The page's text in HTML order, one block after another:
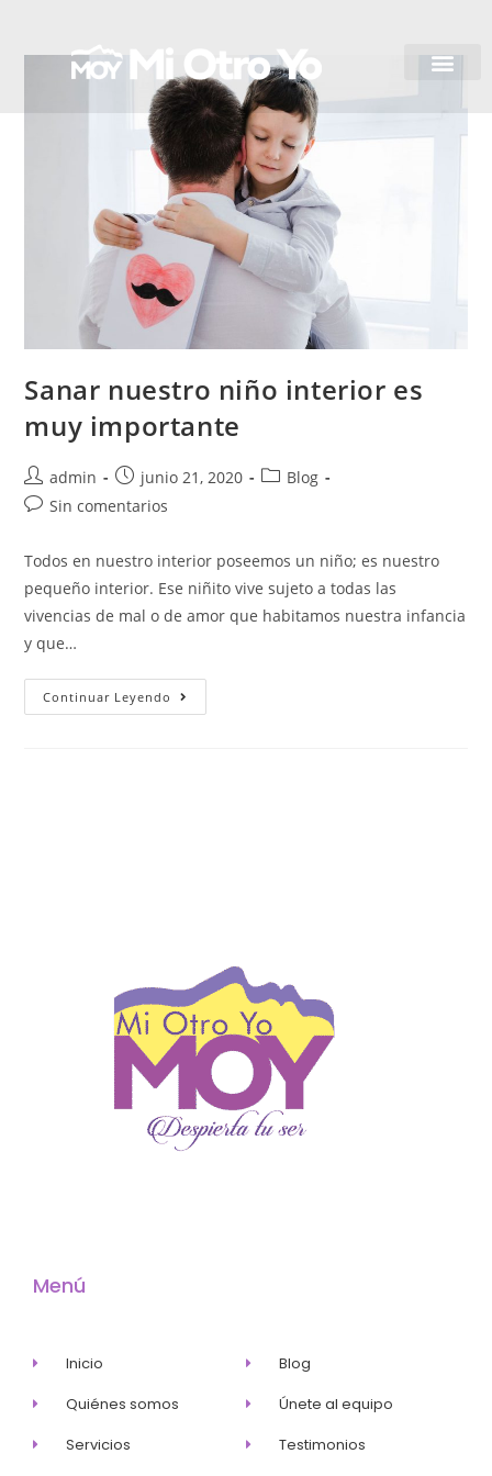
Sanar nuestro niño interior es
muy importante
admin junio 21, 2020
Blog
Sin comentarios
Todos en nuestro interior poseemos un niño; es nuestro
pequeño interior. Ese niñito vive sujeto a todas las
vivencias de mal o de amor que habitamos nuestra infancia
y que…
Continuar Leyendo
Menú
Inicio
Quiénes somos
Servicios
Blog
Únete al equipo
Testimonios